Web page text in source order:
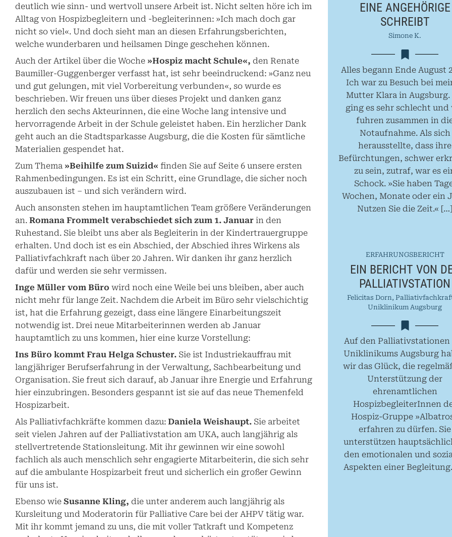
deutlich wie sinn- und wertvoll unsere Arbeit ist. Nicht selten höre ich im
Alltag von Hospizbegleitern und -begleiterinnen: »Ich mach doch gar
nicht so viel«. Und doch sieht man an diesen Erfahrungsberichten,
welche wunderbaren und heilsamen Dinge geschehen können.
Auch der Artikel über die Woche »Hospiz macht Schule«, den Renate
Baumiller-Guggenberger verfasst hat, ist sehr beeindruckend: »Ganz neu
und gut gelungen, mit viel Vorbereitung verbunden«, so wurde es
beschrieben. Wir freuen uns über dieses Projekt und danken ganz
herzlich den sechs Akteurinnen, die eine Woche lang intensive und
hervorragende Arbeit in der Schule geleistet haben. Ein herzlicher Dank
geht auch an die Stadtsparkasse Augsburg, die die Kosten für sämtliche
Materialien gespendet hat.
Zum Thema »Beihilfe zum Suizid« finden Sie auf Seite 6 unsere ersten
Rahmenbedingungen. Es ist ein Schritt, eine Grundlage, die sicher noch
auszubauen ist – und sich verändern wird.
Auch ansonsten stehen im hauptamtlichen Team größere Veränderungen
an. Romana Frommelt verabschiedet sich zum 1. Januar in den
Ruhestand. Sie bleibt uns aber als Begleiterin in der Kindertrauergruppe
erhalten. Und doch ist es ein Abschied, der Abschied ihres Wirkens als
Palliativfachkraft nach über 20 Jahren. Wir danken ihr ganz herzlich
dafür und werden sie sehr vermissen.
Inge Müller vom Büro wird noch eine Weile bei uns bleiben, aber auch
nicht mehr für lange Zeit. Nachdem die Arbeit im Büro sehr vielschichtig
ist, hat die Erfahrung gezeigt, dass eine längere Einarbeitungszeit
notwendig ist. Drei neue Mitarbeiterinnen werden ab Januar
hauptamtlich zu uns kommen, hier eine kurze Vorstellung:
Ins Büro kommt Frau Helga Schuster. Sie ist Industriekauffrau mit
langjähriger Berufserfahrung in der Verwaltung, Sachbearbeitung und
Organisation. Sie freut sich darauf, ab Januar ihre Energie und Erfahrung
hier einzubringen. Besonders gespannt ist sie auf das neue Themenfeld
Hospizarbeit.
Als Palliativfachkräfte kommen dazu: Daniela Weishaupt. Sie arbeitet
seit vielen Jahren auf der Palliativstation am UKA, auch langjährig als
stellvertretende Stationsleitung. Mit ihr gewinnen wir eine sowohl
fachlich als auch menschlich sehr engagierte Mitarbeiterin, die sich sehr
auf die ambulante Hospizarbeit freut und sicherlich ein großer Gewinn
für uns ist.
Ebenso wie Susanne Kling, die unter anderem auch langjährig als
Kursleitung und Moderatorin für Palliative Care bei der AHPV tätig war.
Mit ihr kommt jemand zu uns, die mit voller Tatkraft und Kompetenz
EINE ANGEHÖRIGE
SCHREIBT
Simone K.
Alles begann Ende August
Ich war zu Besuch bei
Mutter Klara in Augsburg.
ging es sehr schlecht und
fuhren zusammen in
Notaufnahme. Als sich
herausstellte, dass ihre
Befürchtungen, schwer
zu sein, zutraf, war es
Schock. »Sie haben
Wochen, Monate oder ein
Nutzen Sie die Zeit.« […]
ERFAHRUNGSBERICHT
EIN BERICHT VON
PALLIATIVSTATION
Felicitas Dorn,
Uniklinikum Augsburg
Auf den Palliativstationen
Uniklinikums Augsburg
wir das Glück, die
Unterstützung der
ehrenamtlichen
HospizbegleiterInnen
Hospiz-Gruppe
erfahren zu dürfen. Sie
unterstützen
den emotionalen und
Aspekten einer